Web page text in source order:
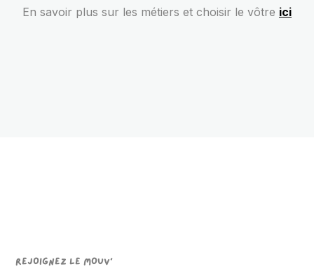
En savoir plus sur les métiers et choisir le vôtre ici
REJOIGNEZ LE MOUV'